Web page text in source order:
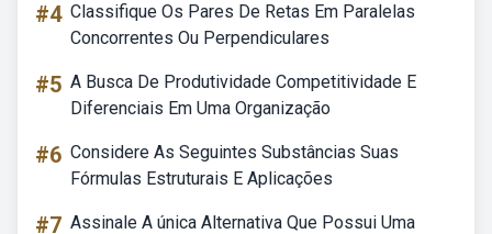
#4 Classifique Os Pares De Retas Em Paralelas
Concorrentes Ou Perpendiculares
#5 A Busca De Produtividade Competitividade E
Diferenciais Em Uma Organização
#6 Considere As Seguintes Substâncias Suas
Fórmulas Estruturais E Aplicações
#7 Assinale A única Alternativa Que Possui Uma